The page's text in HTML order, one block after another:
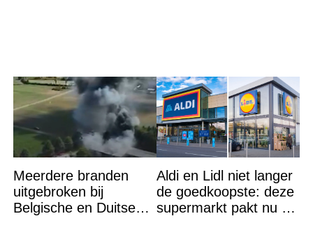
Meerdere branden
uitgebroken bij
Belgische en Duitse
Aldi en Lidl niet langer
de goedkoopste: deze
supermarkt pakt nu de